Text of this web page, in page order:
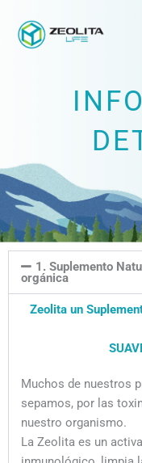
contenido
1. Suplemento
orgánica
Zeolita un
Muchos de nuestros
sepamos, por las
nuestro organismo.
La Zeolita es un